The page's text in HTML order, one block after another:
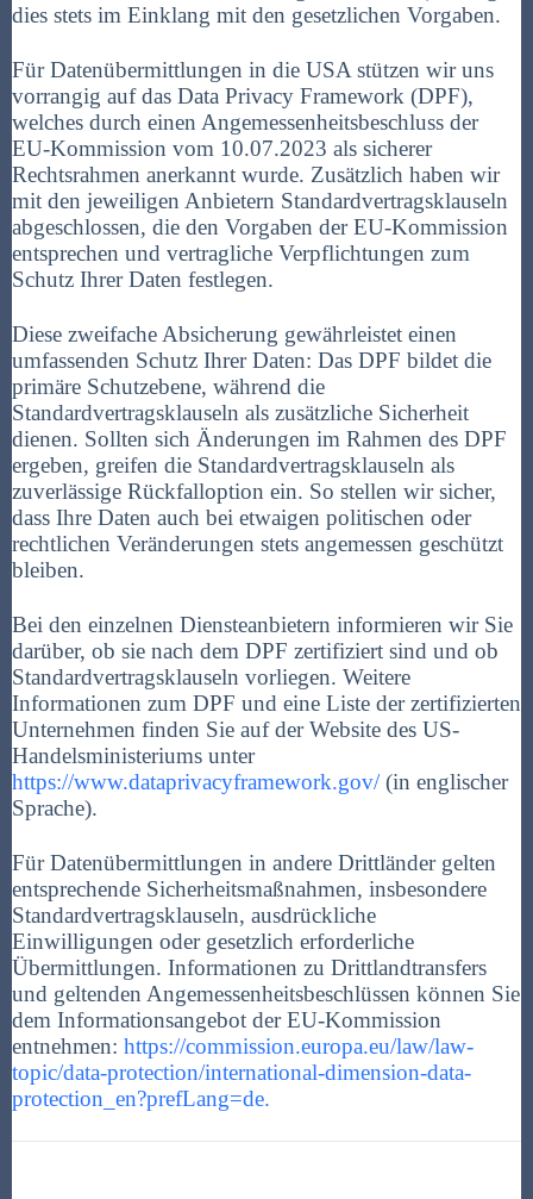
dies stets im Einklang mit den gesetzlichen Vorgaben.
Für Datenübermittlungen in die USA stützen wir uns
vorrangig auf das Data Privacy Framework (DPF),
welches durch einen Angemessenheitsbeschluss der
EU-Kommission vom 10.07.2023 als sicherer
Rechtsrahmen anerkannt wurde. Zusätzlich haben wir
mit den jeweiligen Anbietern Standardvertragsklauseln
abgeschlossen, die den Vorgaben der EU-Kommission
entsprechen und vertragliche Verpflichtungen zum
Schutz Ihrer Daten festlegen.
Diese zweifache Absicherung gewährleistet einen
umfassenden Schutz Ihrer Daten: Das DPF bildet die
primäre Schutzebene, während die
Standardvertragsklauseln als zusätzliche Sicherheit
dienen. Sollten sich Änderungen im Rahmen des DPF
ergeben, greifen die Standardvertragsklauseln als
zuverlässige Rückfalloption ein. So stellen wir sicher,
dass Ihre Daten auch bei etwaigen politischen oder
rechtlichen Veränderungen stets angemessen geschützt
bleiben.
Bei den einzelnen Diensteanbietern informieren wir Sie
darüber, ob sie nach dem DPF zertifiziert sind und ob
Standardvertragsklauseln vorliegen. Weitere
Informationen zum DPF und eine Liste der zertifizierten
Unternehmen finden Sie auf der Website des US-
Handelsministeriums unter
https://www.dataprivacyframework.gov/(in englischer
Sprache).
Für Datenübermittlungen in andere Drittländer gelten
entsprechende Sicherheitsmaßnahmen, insbesondere
Standardvertragsklauseln, ausdrückliche
Einwilligungen oder gesetzlich erforderliche
Übermittlungen. Informationen zu Drittlandtransfers
und geltenden Angemessenheitsbeschlüssen können Sie
dem Informationsangebot der EU-Kommission
entnehmen: https://commission.europa.eu/law/law-
topic/data-protection/international-dimension-data-
protection_en?prefLang=de.